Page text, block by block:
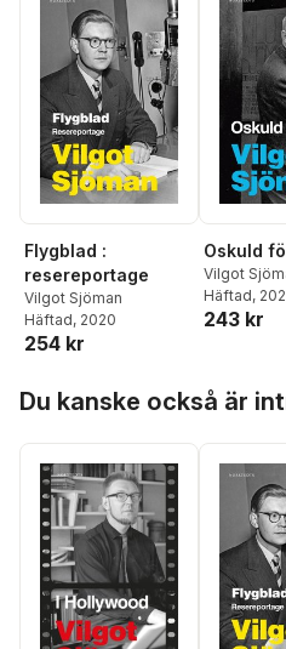
Flygblad :
resereportage
Vilgot Sjöman
Häftad, 2020
254 kr
Oskuld
Vilgot
Häftad,
243 kr
Du kanske också är